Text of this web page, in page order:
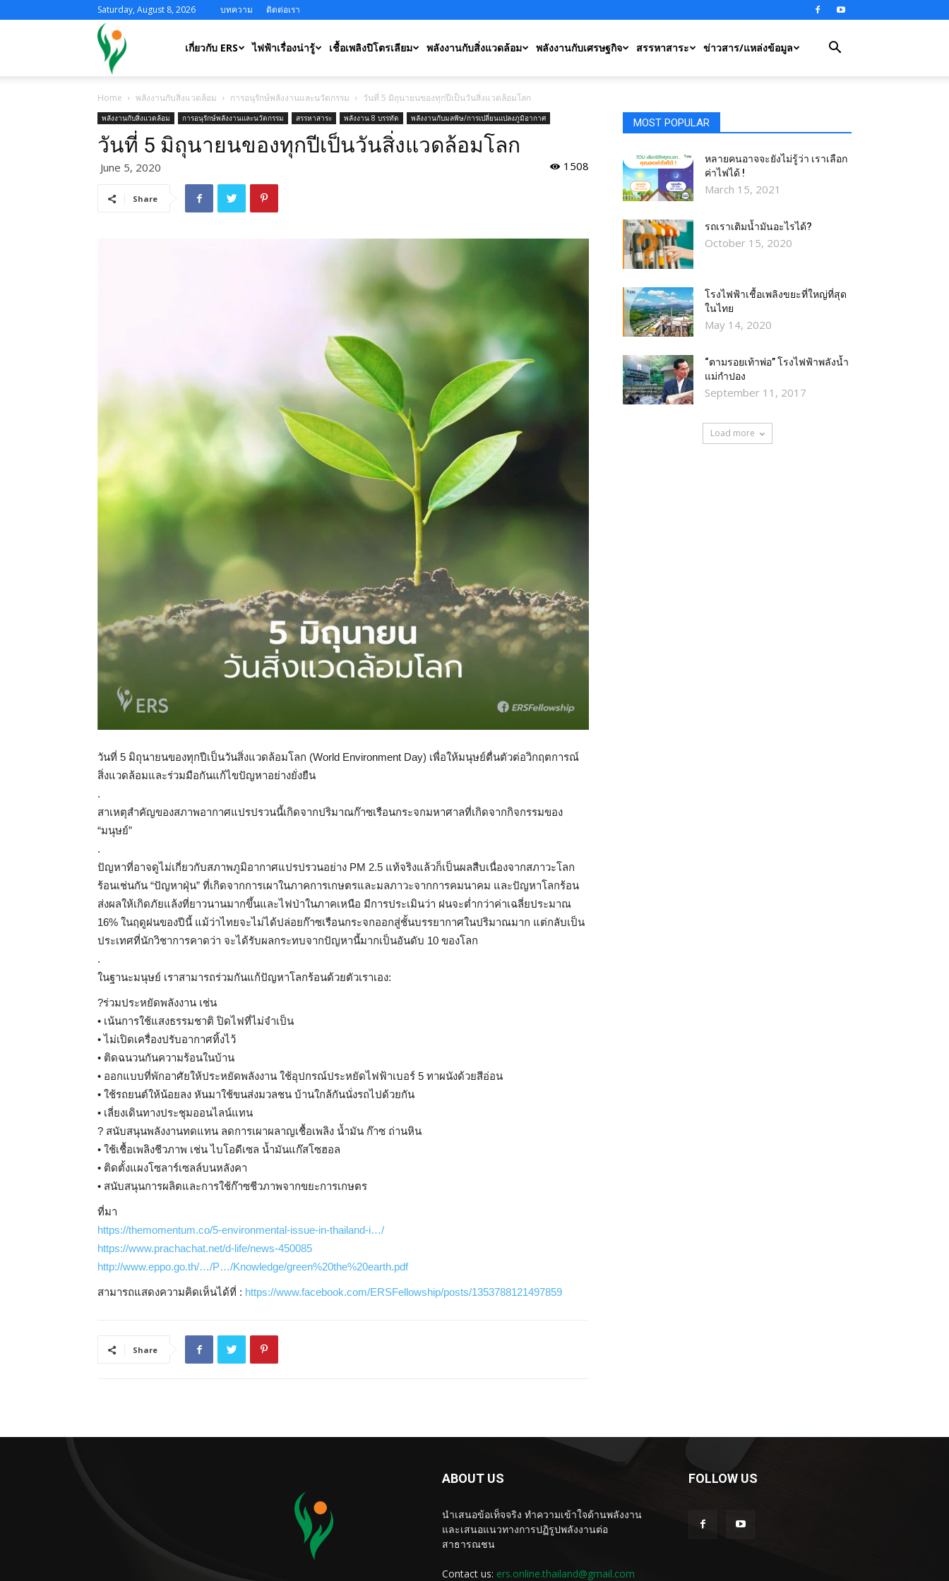
Saturday, August 8, 2026 บทความ ติดต่อเรา
ERS เกี่ยวกับ ERS ไฟฟ้าเรื่องน่ารู้ เชื้อเพลิงปิโตรเลียม พลังงานกับสิ่งแวดล้อม พลังงานกับเศรษฐกิจ สรรหาสาระ ข่าวสาร/แหล่งข้อมูล
Home พลังงานกับสิ่งแวดล้อม การอนุรักษ์พลังงานและนวัตกรรม วันที่ 5 มิถุนายนของทุกปีเป็นวันสิ่งแวดล้อมโลก
พลังงานกับสิ่งแวดล้อม การอนุรักษ์พลังงานและนวัตกรรม สรรหาสาระ พลังงาน 8 บรรทัด พลังงานกับมลพิษ/การเปลี่ยนแปลงภูมิอากาศ
วันที่ 5 มิถุนายนของทุกปีเป็นวันสิ่งแวดล้อมโลก
June 5, 2020 1508
Share
วันที่ 5 มิถุนายนของทุกปีเป็นวันสิ่งแวดล้อมโลก (World Environment Day) เพื่อให้มนุษย์ตื่นตัวต่อวิกฤตการณ์
สิ่งแวดล้อมและร่วมมือกันแก้ไขปัญหาอย่างยั่งยืน
.
สาเหตุสำคัญของสภาพอากาศแปรปรวนนี้เกิดจากปริมาณก๊าซเรือนกระจกมหาศาลที่เกิดจากกิจกรรมของ
“มนุษย์”
.
ปัญหาที่อาจดูไม่เกี่ยวกับสภาพภูมิอากาศแปรปรวนอย่าง PM 2.5 แท้จริงแล้วก็เป็นผลสืบเนื่องจากสภาวะโลก
ร้อนเช่นกัน “ปัญหาฝุ่น” ที่เกิดจากการเผาในภาคการเกษตรและมลภาวะจากการคมนาคม และปัญหาโลกร้อน
ส่งผลให้เกิดภัยแล้งที่ยาวนานมากขึ้นและไฟป่าในภาคเหนือ มีการประเมินว่า ฝนจะต่ำกว่าค่าเฉลี่ยประมาณ
16% ในฤดูฝนของปีนี้ แม้ว่าไทยจะไม่ได้ปล่อยก๊าซเรือนกระจกออกสู่ชั้นบรรยากาศในปริมาณมาก แต่กลับเป็น
ประเทศที่นักวิชาการคาดว่า จะได้รับผลกระทบจากปัญหานี้มากเป็นอันดับ 10 ของโลก
.
ในฐานะมนุษย์ เราสามารถร่วมกันแก้ปัญหาโลกร้อนด้วยตัวเราเอง:
?ร่วมประหยัดพลังงาน เช่น
• เน้นการใช้แสงธรรมชาติ ปิดไฟที่ไม่จำเป็น
• ไม่เปิดเครื่องปรับอากาศทิ้งไว้
• ติดฉนวนกันความร้อนในบ้าน
• ออกแบบที่พักอาศัยให้ประหยัดพลังงาน ใช้อุปกรณ์ประหยัดไฟฟ้าเบอร์ 5 ทาผนังด้วยสีอ่อน
• ใช้รถยนต์ให้น้อยลง หันมาใช้ขนส่งมวลชน บ้านใกล้กันนั่งรถไปด้วยกัน
• เลี่ยงเดินทางประชุมออนไลน์แทน
? สนับสนุนพลังงานทดแทน ลดการเผาผลาญเชื้อเพลิง น้ำมัน ก๊าซ ถ่านหิน
• ใช้เชื้อเพลิงชีวภาพ เช่น ไบโอดีเซล น้ำมันแก๊สโซฮอล
• ติดตั้งแผงโซลาร์เซลล์บนหลังคา
• สนับสนุนการผลิตและการใช้ก๊าซชีวภาพจากขยะการเกษตร
ที่มา
https://themomentum.co/5-environmental-issue-in-thailand-i…/
https://www.prachachat.net/d-life/news-450085
http://www.eppo.go.th/…/P…/Knowledge/green%20the%20earth.pdf
สามารถแสดงความคิดเห็นได้ที่ : https://www.facebook.com/ERSFellowship/posts/1353788121497859
Share
MOST POPULAR
หลายคนอาจจะยังไม่รู้ว่า เราเลือก
ค่าไฟได้ !
March 15, 2021
รถเราเติมน้ำมันอะไรได้?​
October 15, 2020
โรงไฟฟ้าเชื้อเพลิงขยะที่ใหญ่ที่สุด
ในไทย
May 14, 2020
“ตามรอยเท้าพ่อ” โรงไฟฟ้าพลังน้ำ
แม่กำปอง
September 11, 2017
Load more
ABOUT US
นำเสนอข้อเท็จจริง ทำความเข้าใจด้านพลังงาน
และเสนอแนวทางการปฏิรูปพลังงานต่อ
สาธารณชน
Contact us: ers.online.thailand@gmail.com
FOLLOW US